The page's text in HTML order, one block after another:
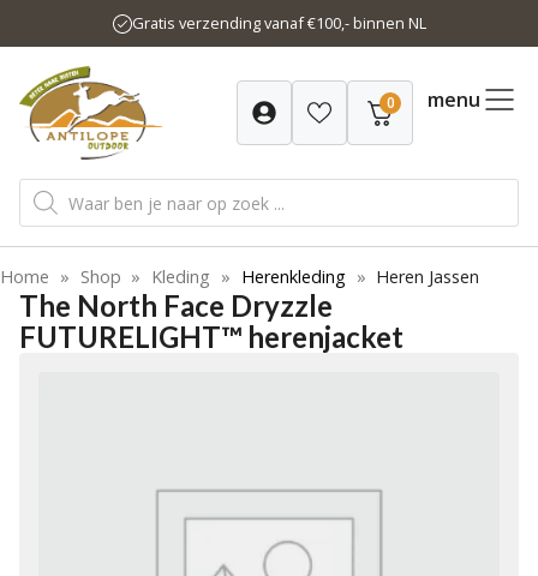
naar
inhoud
Gratis verzending vanaf €100,- binnen NL
0 menu
Producten
zoeken
Home » Shop » Kleding » Herenkleding » Heren Jassen
The North Face Dryzzle
FUTURELIGHT™ herenjacket